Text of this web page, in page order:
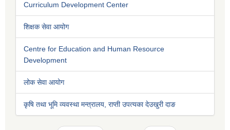
Curriculum Development Center
शिक्षक सेवा आयोग
Centre for Education and Human Resource
Development
लोक सेवा आयोग
कृषि तथा भूमि व्यवस्था मन्त्रालय, राप्ती उपत्यका देउखुरी दाङ